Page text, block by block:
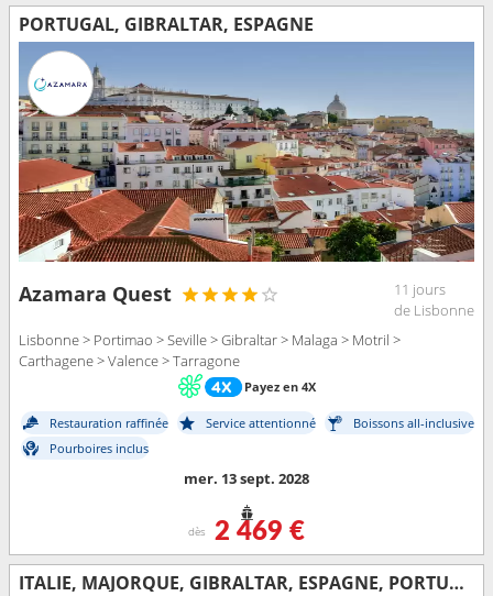
PORTUGAL, GIBRALTAR, ESPAGNE
Azamara Quest
11 jours
de Lisbonne
Lisbonne > Portimao > Seville > Gibraltar > Malaga > Motril >
Carthagene > Valence > Tarragone
Payez en 4X
Restauration raffinée Service attentionné
Boissons all-inclusive
Pourboires inclus
mer. 13 sept. 2028
dès 2 469 €
ITALIE, MAJORQUE, GIBRALTAR, ESPAGNE, PORTUGAL